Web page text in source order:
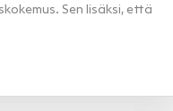
Sen lisäksi, että